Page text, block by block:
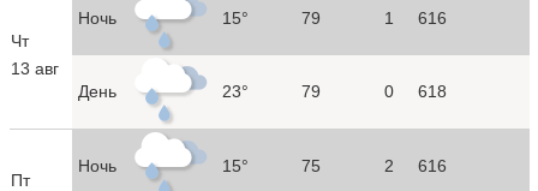
Чт
13 авг
Ночь 15° 79 1 616
День 23° 79 0 618
Пт
Ночь 15° 75 2 616